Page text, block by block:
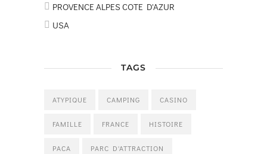
PROVENCE ALPES COTE D'AZUR
USA
TAGS
ATYPIQUE CAMPING CASINO
FAMILLE FRANCE HISTOIRE
PACA PARC D'ATTRACTION